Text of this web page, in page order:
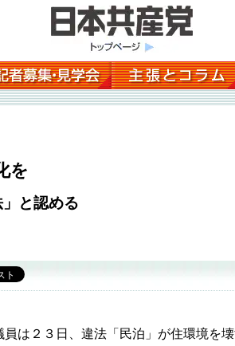
を
と認める
は２３日、違法「民泊」が住環境を